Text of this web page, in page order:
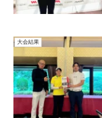
大会結果